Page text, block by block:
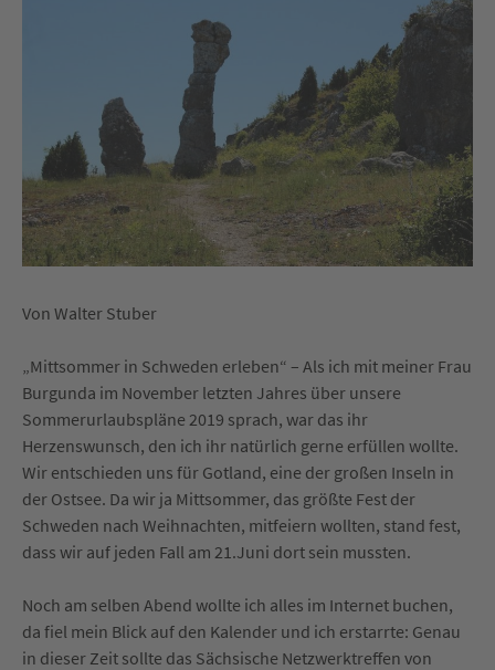
Von Walter Stuber
„Mittsommer in Schweden erleben“ – Als ich mit meiner Frau
Burgunda im November letzten Jahres über unsere
Sommerurlaubspläne 2019 sprach, war das ihr
Herzenswunsch, den ich ihr natürlich gerne erfüllen wollte.
Wir entschieden uns für Gotland, eine der großen Inseln in
der Ostsee. Da wir ja Mittsommer, das größte Fest der
Schweden nach Weihnachten, mitfeiern wollten, stand fest,
dass wir auf jeden Fall am 21.Juni dort sein mussten.
Noch am selben Abend wollte ich alles im Internet buchen,
da fiel mein Blick auf den Kalender und ich erstarrte: Genau
in dieser Zeit sollte das Sächsische Netzwerktreffen von